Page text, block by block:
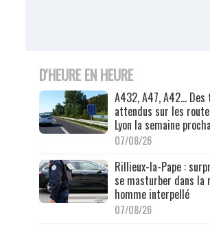
D'HEURE EN HEURE
A432, A47, A42… Des
attendus sur les
Lyon la semaine
07/08/26
Rillieux-la-Pape :
se masturber dans la
homme interpellé
07/08/26